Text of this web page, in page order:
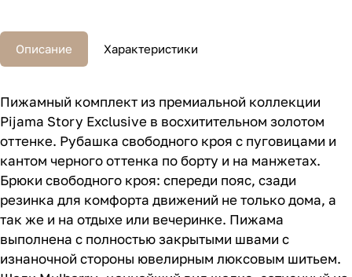
Описание Характеристики
Пижамный комплект из премиальной коллекции
Pijama Story Exclusive в восхитительном золотом
оттенке. Рубашка свободного кроя с пуговицами и
кантом черного оттенка по борту и на манжетах.
Брюки свободного кроя: спереди пояс, сзади
резинка для комфорта движений не только дома, а
так же и на отдыхе или вечеринке. Пижама
выполнена с полностью закрытыми швами с
изнаночной стороны ювелирным люксовым шитьем.